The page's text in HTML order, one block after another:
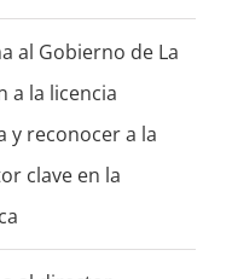
al Gobierno de La
a la licencia
y reconocer a la
clave en la